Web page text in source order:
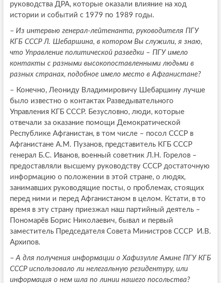
руководства ДРА, которые оказали влияние на ход
истории и событий с 1979 по 1989 годы.
– Из интервью генерал-лейтенанта, руководителя ПГУ
КГБ СССР Л. Шебаршина, в котором Вы служили, я знаю,
что Управление политической разведки – ПГУ имело
контакты с разными высокопоставленными людьми в
разных странах, подобное имело место в Афганистане?
– Конечно, Леониду Владимировичу Шебаршину лучше
было известно о контактах Разведывательного
Управления КГБ СССР. Безусловно, люди, которые
отвечали за оказание помощи Демократической
Республике Афганистан, в том числе – посол СССР в
Афганистане А.М. Пузанов, представитель КГБ СССР
генерал Б.С. Иванов, военный советник Л.Н. Горелов –
предоставляли высшему руководству СССР достаточную
информацию о положении в этой стране, о людях,
занимавших руководящие посты, о проблемах, стоящих
перед ними и перед Афганистаном в целом. Кстати, в то
время в эту страну приезжал наш партийный деятель –
Пономарёв Борис Николаевич, бывал и первый
заместитель Председателя Совета Министров СССР И.В.
Архипов.
– А для получения информации о Хафизулле Амине ПГУ КГБ
СССР использовало ли нелегальную резидентуру, или
информация о нем шла по линии нашего посольства?